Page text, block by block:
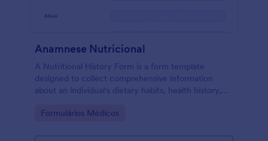
Anamnese Nutricional
A Nutritional History Form is a form template
designed to collect comprehensive information
about an individual's dietary habits, health history,
Go to Category:
Formulários Médicos